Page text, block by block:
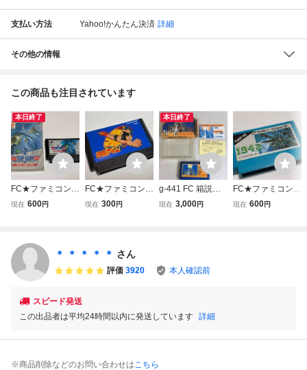
支払い方法 Yahoo!かんたん決済 詳細
その他の情報
この商品も注目されています
本日終了
FC★ファミコン★
トップガン デュア
5円
現在 600円
FC★ファミコン★
鉄腕アトム★コナ
現在 300円
本日終了
g-441 FC 箱説付
き レッキングクル
現在 3,000円
FC★ファミコン★
1942★カプコン★
現在 600円
＊ ＊ ＊ ＊ ＊ さん
評価 3920 本人確認前
スピード発送
この出品者は平均24時間以内に発送しています 詳細
※商品削除などのお問い合わせはこちら